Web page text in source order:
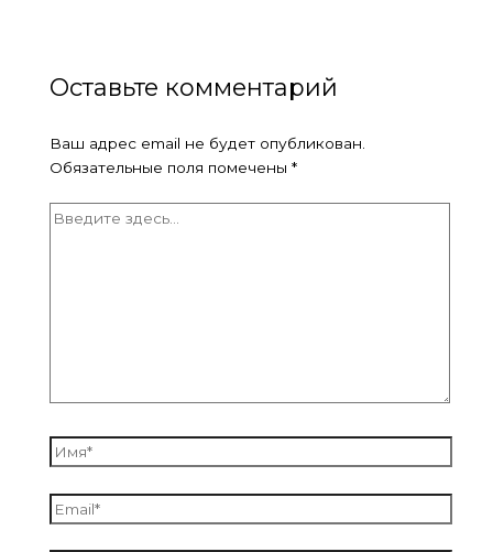
Оставьте комментарий
Ваш адрес email не будет опубликован.
Обязательные поля помечены *
Введите
Имя*
Email*